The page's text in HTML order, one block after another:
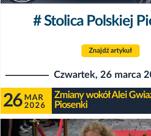
# Stolica Polskiej
Znajdź artykuł
Czwartek, 26 marca
26 MAR
2026
Zmiany wokół Alei
Piosenki